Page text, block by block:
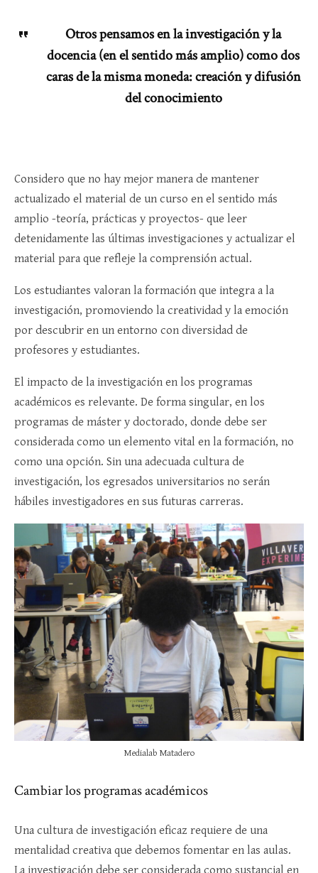
Otros pensamos en la investigación y la
docencia (en el sentido más amplio) como dos
caras de la misma moneda: creación y difusión
del conocimiento
Considero que no hay mejor manera de mantener
actualizado el material de un curso en el sentido más
amplio -teoría, prácticas y proyectos- que leer
detenidamente las últimas investigaciones y actualizar el
material para que refleje la comprensión actual.
Los estudiantes valoran la formación que integra a la
investigación, promoviendo la creatividad y la emoción
por descubrir en un entorno con diversidad de
profesores y estudiantes.
El impacto de la investigación en los programas
académicos es relevante. De forma singular, en los
programas de máster y doctorado, donde debe ser
considerada como un elemento vital en la formación, no
como una opción. Sin una adecuada cultura de
investigación, los egresados ​​universitarios no serán
hábiles investigadores en sus futuras carreras.
Medialab Matadero
Cambiar los programas académicos
Una cultura de investigación eficaz requiere de una
mentalidad creativa que debemos fomentar en las aulas.
La investigación debe ser considerada como sustancial en